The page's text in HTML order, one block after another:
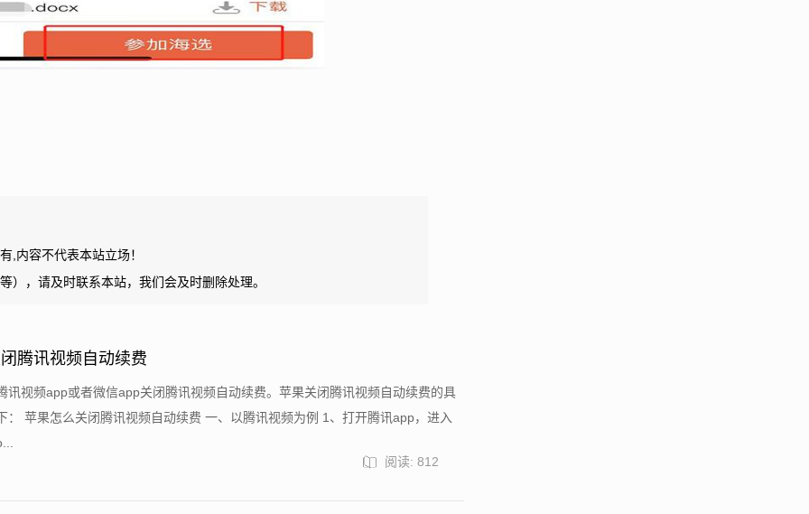
,内容不代表本站立场！
），请及时联系本站，我们会及时删除处理。
腾讯视频自动续费
讯视频app或者微信app关闭腾讯视频自动续费。苹果关闭腾讯视频自动续费的具
： 苹果怎么关闭腾讯视频自动续费 一、以腾讯视频为例 1、打开腾讯app，进入
阅读: 812